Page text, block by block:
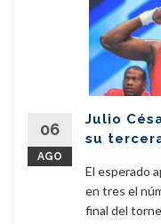
06
AGO
Julio
su
El esperado
en tres el
final del